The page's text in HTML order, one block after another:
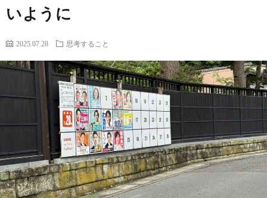
ー
HP
マ
ガ
筆
セ
ミ
ナ
ー・
いように
2025.07.28 思考すること